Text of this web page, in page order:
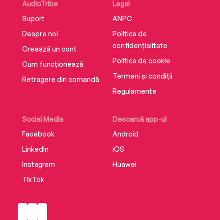
and what we memorialise, Prisoners of History
challenges our idea of national memory, history,
and the enormous power of symbols in society
today.
AudioTribe
Suport
Despre noi
Creează un cont
Cum funcționează
Retragere din comandă
Social Media
Facebook
LinkedIn
Instagram
TikTok
Descarcă app-ul
Android
iOS
Huawei
Legal
ANPC
Politica de
confidențialitate
Politica de cookie
Termeni și condiții
Regulamente